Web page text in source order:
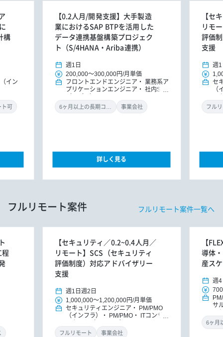
構
イン
ト可
【0.2人月/開発支援】大手製造
業におけるSAP BTPを活用した
データ連携基盤構築プロジェク
ト（S/4HANA・Ariba連携）
週1日
200,000～300,000円/月単価
フロントエンドエンジニア
業務系ア
プリケーションエンジニア
社内SE
事業会社
詳しく見る
【セ
リモ
評価
支援
週1
セ
（
ン
フル
フルリモート案件 フルリモート案件一覧へ
程
【セキュリティ／0.2~0.4人月／
リモート】SCS（セキュリティ
評価制度）対応アドバイザリー
支援
週1日 週2日
1,000,000～1,200,000円/月単価
セキュリティエンジニア
PM/PMO
（インフラ）
PM/PMO
ITコンサ
ント
DXコンサルタント
フルリモート 事業会社
【
導体
産ス
週4
サ